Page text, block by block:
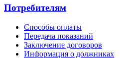
Потребителям
Способы оплаты
Передача показаний
Заключение договоров
Информация о должниках